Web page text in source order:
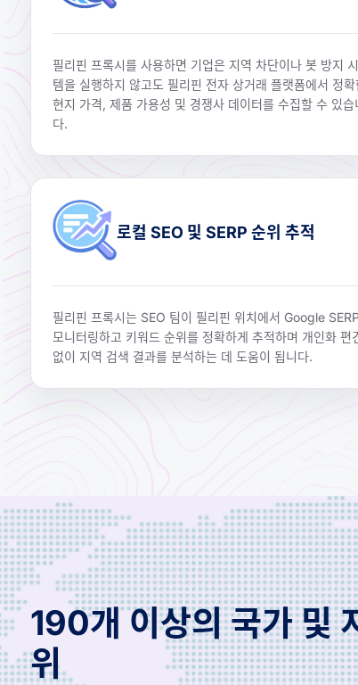
필리핀 프록시를 사용하면 기업은 지역 차단이나 봇 방지
템을 실행하지 않고도 필리핀 전자 상거래 플랫폼에서 정확
현지 가격, 제품 가용성 및 경쟁사 데이터를 수집할 수 있습
다.
로컬 SEO 및 SERP 순위 추적
필리핀 프록시는 SEO 팀이 필리핀 위치에서 Google
모니터링하고 키워드 순위를 정확하게 추적하며 개인화 편
없이 지역 검색 결과를 분석하는 데 도움이 됩니다.
190개 이상의 국가 및
위